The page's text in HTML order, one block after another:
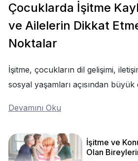
Çocuklarda İşitme
ve Ailelerin Dikkat
Noktalar
İşitme, çocukların dil gelişimi,
sosyal yaşamları açısından büyük
Devamını Oku
İşitme ve
Olan